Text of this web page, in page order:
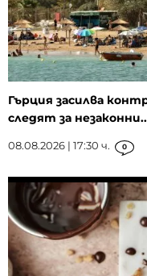
Гърция засилва
следят за
08.08.2026 | 17:30 ч. 0